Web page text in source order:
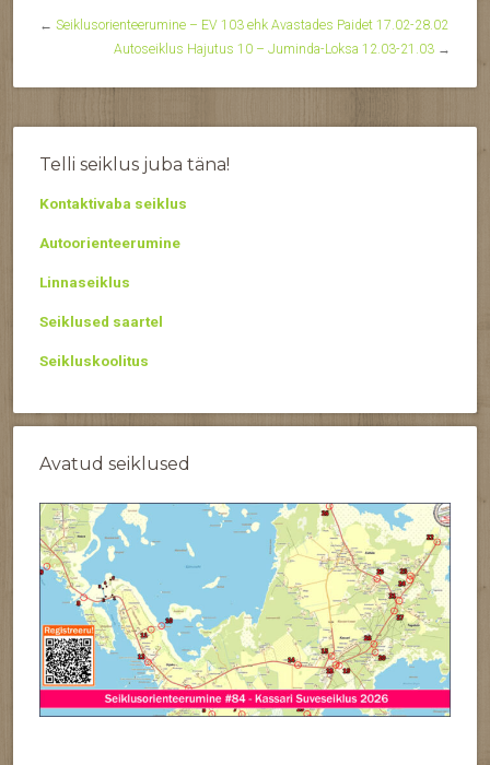
← Seiklusorienteerumine – EV 103 ehk Avastades Paidet 17.02-28.02
Autoseiklus Hajutus 10 – Juminda-Loksa 12.03-21.03 →
Telli seiklus juba täna!
Kontaktivaba seiklus
Autoorienteerumine
Linnaseiklus
Seiklused saartel
Seikluskoolitus
Avatud seiklused